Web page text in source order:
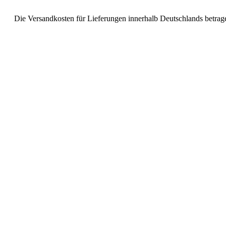
Die Versandkosten für Lieferungen innerhalb Deutschlands